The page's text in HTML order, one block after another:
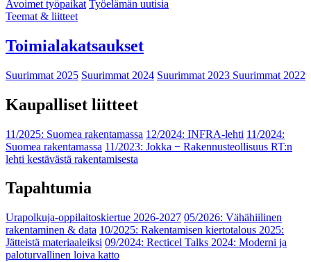
Avoimet työpaikat Työelämän uutisia
Teemat & liitteet
Toimialakatsaukset
Suurimmat 2025 Suurimmat 2024 Suurimmat 2023 Suurimmat 2022
Kaupalliset liitteet
11/2025: Suomea rakentamassa 12/2024: INFRA-lehti 11/2024:
Suomea rakentamassa 11/2023: Jokka − Rakennusteollisuus RT:n
lehti kestävästä rakentamisesta
Tapahtumia
Urapolkuja-oppilaitoskiertue 2026-2027 05/2026: Vähähiilinen
rakentaminen & data 10/2025: Rakentamisen kiertotalous 2025:
Jätteistä materiaaleiksi 09/2024: Recticel Talks 2024: Moderni ja
paloturvallinen loiva katto